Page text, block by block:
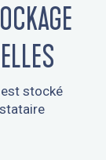
est stocké